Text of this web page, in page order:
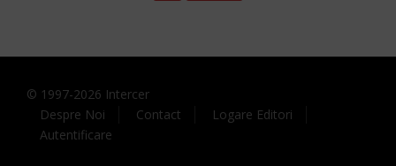
© 1997-2026 Intercer
Despre Noi
Contact
Logare Editori
Autentificare